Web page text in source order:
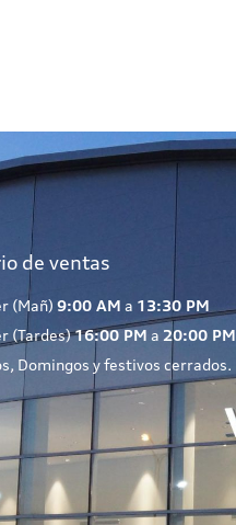
de ventas
(Mañ) 9:00 AM a 13:30 PM
(Tardes)16:00 PM a 20:00 PM
Domingos y festivos cerrados.